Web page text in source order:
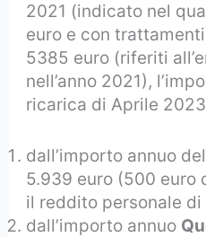
2021 (indicato nel
euro e con
5385 euro (riferiti
nell’anno 2021),
ricarica di Aprile
dall’importo annuo
5.939 euro (500 euro
il reddito personale di
dall’importo annuo